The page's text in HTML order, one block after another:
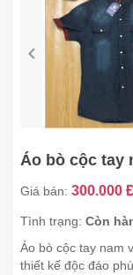
Áo bò cộc tay
Giá bán: 300.000
Tình trạng: Còn
Áo bò cộc tay nam
thiết kế độc đáo